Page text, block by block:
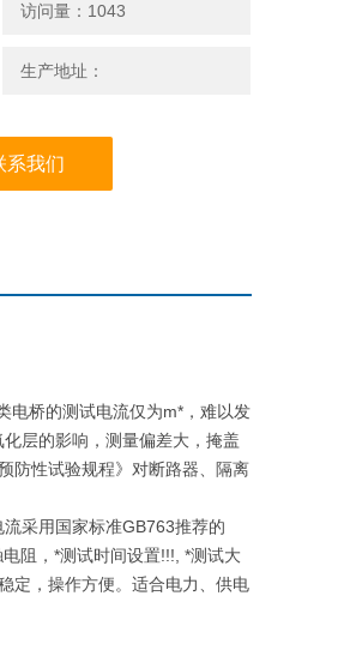
访问量：1043
生产地址：
系我们
电桥的测试电流仅为m*，难以发
层的影响，测量偏差大，掩盖
防性试验规程》对断路器、隔离
采用国家标准GB763推荐的
阻，*测试时间设置!!!, *测试大
定，操作方便。适合电力、供电